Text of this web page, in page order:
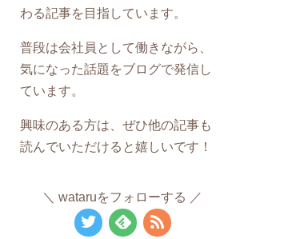
わる記事を目指しています。
普段は会社員として働きながら、
気になった話題をブログで発信し
ています。
興味のある方は、ぜひ他の記事も
読んでいただけると嬉しいです！
wataruをフォローする